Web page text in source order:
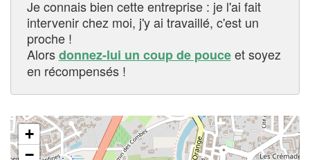
Je connais bien cette entreprise : je l'ai fait
intervenir chez moi, j'y ai travaillé, c'est un
proche !
Alorsdonnez-lui un coup de pouceet soyez
en récompensés !
+
−